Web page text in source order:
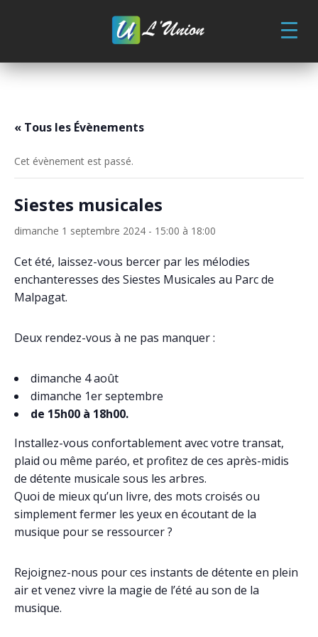
« Tous les Évènements
Cet évènement est passé.
Siestes musicales
dimanche 1 septembre 2024 - 15:00 à 18:00
Cet été, laissez-vous bercer par les mélodies
enchanteresses des Siestes Musicales au Parc de
Malpagat.
Deux rendez-vous à ne pas manquer :
dimanche 4 août
dimanche 1er septembre
de 15h00 à 18h00.
Installez-vous confortablement avec votre transat,
plaid ou même paréo, et profitez de ces après-midis
de détente musicale sous les arbres.
Quoi de mieux qu’un livre, des mots croisés ou
simplement fermer les yeux en écoutant de la
musique pour se ressourcer ?
Rejoignez-nous pour ces instants de détente en plein
air et venez vivre la magie de l’été au son de la
musique.